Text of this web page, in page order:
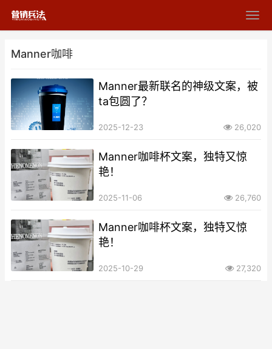
Manner咖啡
Manner最新联名的神级文案，被
ta包圆了？
2025-12-23 26,020
Manner咖啡杯文案，独特又惊
艳！
2025-11-06 26,760
Manner咖啡杯文案，独特又惊
艳！
2025-10-29 27,320